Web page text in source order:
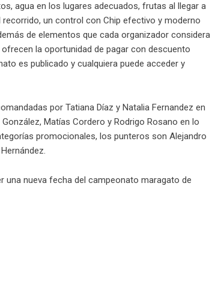
agua en los lugares adecuados, frutas al llegar a
un control con Chip efectivo y moderno
de elementos que cada organizador considera
la oportunidad de pagar con descuento
es publicado y cualquiera puede acceder y
por Tatiana Díaz y Natalia Fernandez en
Matías Cordero y Rodrigo Rosano en lo
promocionales, los punteros son Alejandro
una nueva fecha del campeonato maragato de